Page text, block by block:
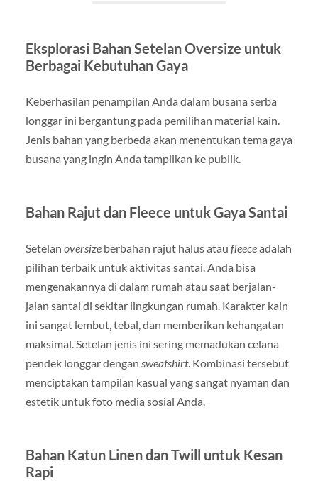
Eksplorasi Bahan Setelan Oversize untuk
Berbagai Kebutuhan Gaya
Keberhasilan penampilan Anda dalam busana serba
longgar ini bergantung pada pemilihan material kain.
Jenis bahan yang berbeda akan menentukan tema gaya
busana yang ingin Anda tampilkan ke publik.
Bahan Rajut dan Fleece untuk Gaya Santai
Setelan oversizeberbahan rajut halus atau fleeceadalah
pilihan terbaik untuk aktivitas santai. Anda bisa
mengenakannya di dalam rumah atau saat berjalan-
jalan santai di sekitar lingkungan rumah. Karakter kain
ini sangat lembut, tebal, dan memberikan kehangatan
maksimal. Setelan jenis ini sering memadukan celana
pendek longgar dengan sweatshirt. Kombinasi tersebut
menciptakan tampilan kasual yang sangat nyaman dan
estetik untuk foto media sosial Anda.
Bahan Katun Linen dan Twill untuk Kesan
Rapi